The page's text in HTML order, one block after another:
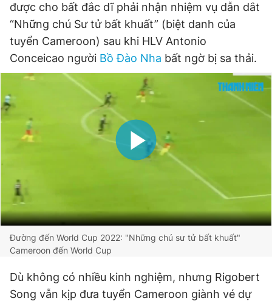
được cho bất đắc dĩ phải nhận nhiệm vụ dẫn dắt
“Những chú Sư tử bất khuất” (biệt danh của
tuyển Cameroon) sau khi HLV Antonio
Conceicao người Bồ Đào Nha bất ngờ bị sa thải.
Đường đến World Cup 2022: "Những chú sư tử bất khuất"
Cameroon đến World Cup
Dù không có nhiều kinh nghiệm, nhưng Rigobert
Song vẫn kịp đưa tuyển Cameroon giành vé dự